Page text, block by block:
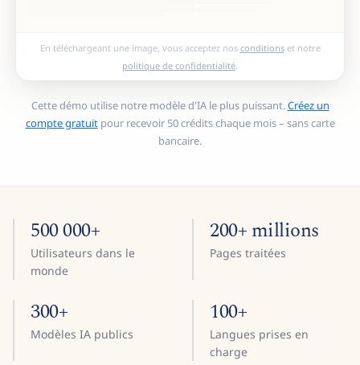
En téléchargeant une image, vous acceptez nos conditionset notre
politique de confidentialité
Cette démo utilise notre modèle d'IA le plus puissant.Créez un
compte gratuitpour recevoir 50 crédits chaque mois – sans carte
bancaire.
500 000+
Utilisateurs dans le
monde
200+ millions
Pages traitées
300+
Modèles IA publics
100+
Langues prises en
charge